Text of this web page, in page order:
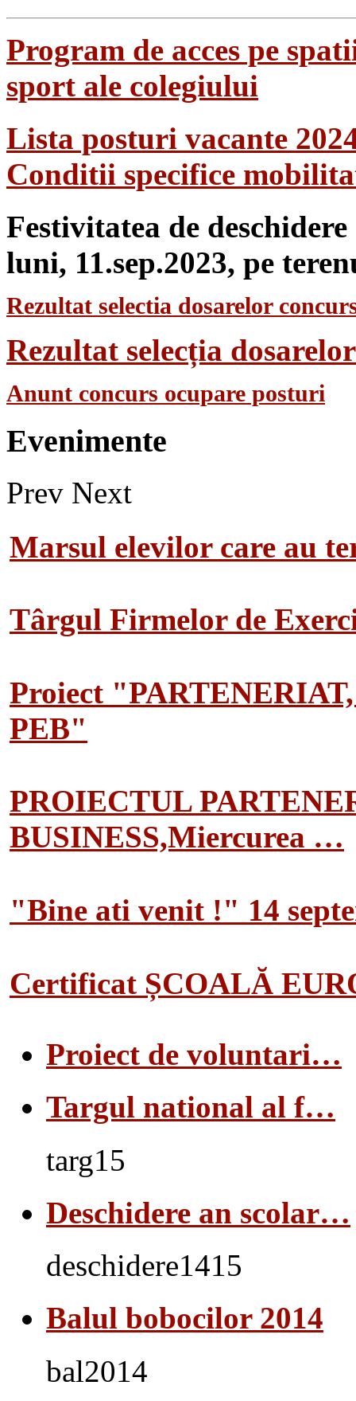
Program de acces pe
sport ale colegiului
Lista posturi vacante
Conditii specifice
Festivitatea de
luni, 11.sep.2023, pe
Rezultat selectia dosarelor
Rezultat selecția
Anunt concurs ocupare posturi
Evenimente
Prev Next
Marsul elevilor care au
Târgul Firmelor de
Proiect
PEB"
PROIECTUL
BUSINESS,Miercurea …
"Bine ati venit !" 14
Certificat ȘCOALĂ
Proiect de voluntari…
Targul national al f…
targ15
Deschidere an scolar…
deschidere1415
Balul bobocilor 2014
bal2014